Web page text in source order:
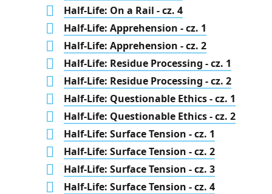
Half-Life: On a Rail - cz. 4
Half-Life: Apprehension - cz. 1
Half-Life: Apprehension - cz. 2
Half-Life: Residue Processing - cz. 1
Half-Life: Residue Processing - cz. 2
Half-Life: Questionable Ethics - cz. 1
Half-Life: Questionable Ethics - cz. 2
Half-Life: Surface Tension - cz. 1
Half-Life: Surface Tension - cz. 2
Half-Life: Surface Tension - cz. 3
Half-Life: Surface Tension - cz. 4